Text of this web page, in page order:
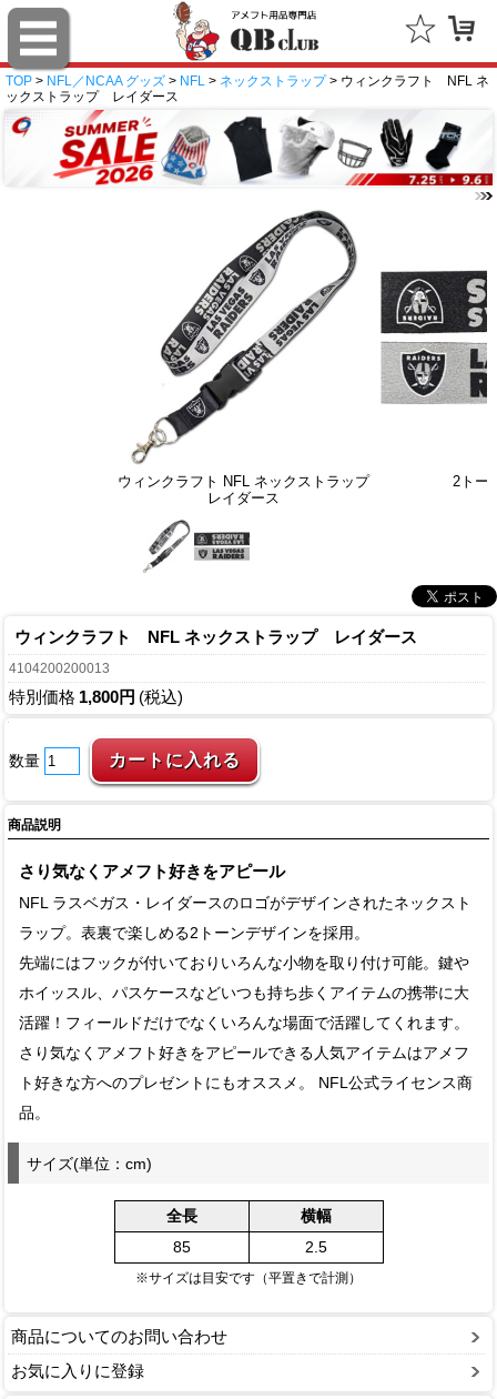
TOP > NFL／NCAA グッズ > NFL > ネックストラップ> ウィンクラフト NFL ネ
ックストラップ レイダース
ウィンクラフト NFL ネックストラップ
レイダース
2トー
ウィンクラフト NFL ネックストラップ レイダース
4104200200013
特別価格 1,800円 (税込)
数量
商品説明
さり気なくアメフト好きをアピール
NFL ラスベガス・レイダースのロゴがデザインされたネックスト
ラップ。表裏で楽しめる2トーンデザインを採用。
先端にはフックが付いておりいろんな小物を取り付け可能。鍵や
ホイッスル、パスケースなどいつも持ち歩くアイテムの携帯に大
活躍！フィールドだけでなくいろんな場面で活躍してくれます。
さり気なくアメフト好きをアピールできる人気アイテムはアメフ
ト好きな方へのプレゼントにもオススメ。 NFL公式ライセンス商
品。
サイズ(単位：cm)
全長
横幅
85
2.5
※サイズは目安です（平置きで計測）
商品についてのお問い合わせ
お気に入りに登録